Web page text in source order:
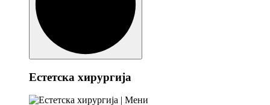
Естетска хирургија